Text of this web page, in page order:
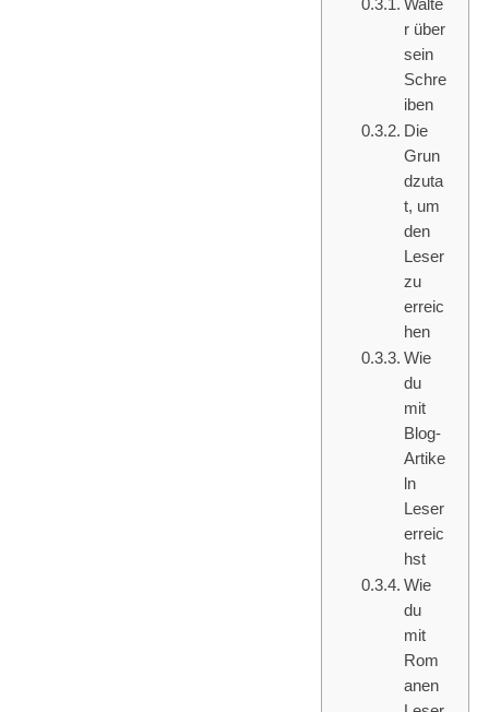
Walte
r über
sein
Schre
iben
Die
Grun
dzuta
t, um
den
Leser
zu
erreic
hen
Wie
du
mit
Blog-
Artike
ln
Leser
erreic
hst
Wie
du
mit
Rom
anen